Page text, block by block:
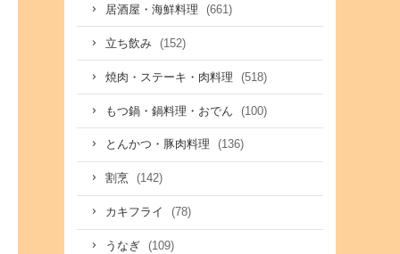
居酒屋・海鮮料理 (661)
立ち飲み (152)
焼肉・ステーキ・肉料理 (518)
もつ鍋・鍋料理・おでん (100)
とんかつ・豚肉料理 (136)
割烹 (142)
カキフライ (78)
うなぎ (109)